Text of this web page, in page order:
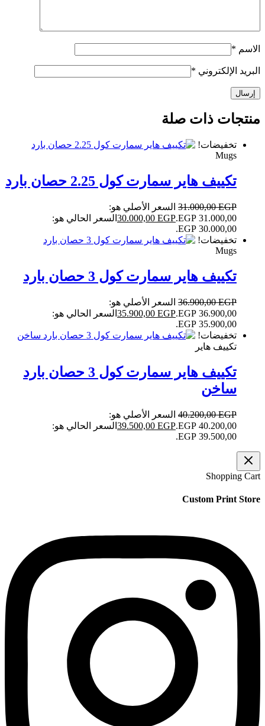
الاسم *
البريد الإلكتروني *
منتجات ذات صلة
تخفيضات!
Mugs
تكييف هاير سمارت كول 2.25 حصان بارد
31.000,00EGP
السعر الأصلي هو:
31.000,00 EGP.
30.000,00 EGP
السعر الحالي هو:
30.000,00 EGP.
تخفيضات!
Mugs
تكييف هاير سمارت كول 3 حصان بارد
36.900,00EGP
السعر الأصلي هو:
36.900,00 EGP.
35.900,00 EGP
السعر الحالي هو:
35.900,00 EGP.
تخفيضات!
تكييف هاير
تكييف هاير سمارت كول 3 حصان بارد
ساخن
40.200,00EGP
السعر الأصلي هو:
40.200,00 EGP.
39.500,00 EGP
السعر الحالي هو:
39.500,00 EGP.
Shopping Cart
Custom Print Store